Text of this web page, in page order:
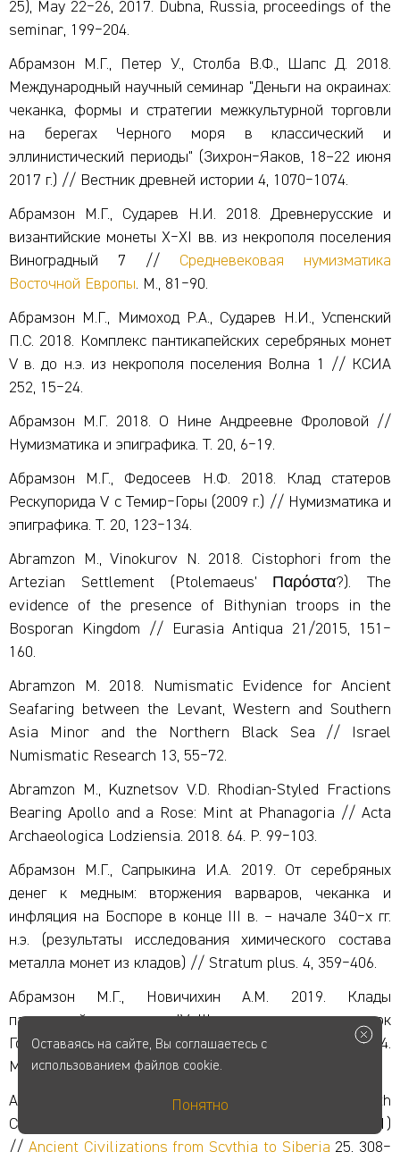
25), May 22‒26, 2017. Dubna, Russia, proceedings of the
seminar, 199‒204.
Абрамзон М.Г., Петер У., Столба В.Ф., Шапс Д. 2018.
Международный научный семинар "Деньги на окраинах:
чеканка, формы и стратегии межкультурной торговли
на берегах Черного моря в классический и
эллинистический периоды" (Зихрон‒Яаков, 18–22 июня
2017 г.) // Вестник древней истории 4, 1070‒1074.
Абрамзон М.Г., Сударев Н.И. 2018. Древнерусские и
византийские монеты Х‒XI вв. из некрополя поселения
Виноградный 7 // Средневековая нумизматика
Восточной Европы. М., 81‒90.
Абрамзон М.Г., Мимоход Р.А., Сударев Н.И., Успенский
П.С. 2018. Комплекс пантикапейских серебряных монет
V в. до н.э. из некрополя поселения Волна 1 // КСИА
252, 15‒24.
Абрамзон М.Г. 2018. О Нине Андреевне Фроловой //
Нумизматика и эпиграфика. Т. 20, 6‒19.
Абрамзон М.Г., Федосеев Н.Ф. 2018. Клад статеров
Рескупорида V с Темир‒Горы (2009 г.) // Нумизматика и
эпиграфика. Т. 20, 123‒134.
Abramzon M., Vinokurov N. 2018. Cistophori from the
Artezian Settlement (Ptolemaeus’ Παρόστα?). The
evidence of the presence of Bithynian troops in the
Bosporan Kingdom // Eurasia Antiqua 21/2015, 151‒
160.
Abramzon M. 2018. Numismatic Evidence for Ancient
Seafaring between the Levant, Western and Southern
Asia Minor and the Northern Black Sea // Israel
Numismatic Research 13, 55‒72.
Abramzon M., Kuznetsov V.D. Rhodian-Styled Fractions
Bearing Apollo and a Rose: Mint at Phanagoria // Acta
Archaeologica Lodziensia. 2018. 64. P. 99‒103.
Абрамзон М.Г., Сапрыкина И.А. 2019. От серебряных
денег к медным: вторжения варваров, чеканка и
инфляция на Боспоре в конце III в. – начале 340‒х гг.
н.э. (результаты исследования химического состава
металла монет из кладов) // Stratum plus. 4, 359‒406.
Абрамзон М.Г., Новичихин А.М. 2019. Клады
пантикапейских монет IV‒III вв. до н.э. из раскопок
Горгиппии 1980 и 1986 гг.// Древности Боспора. Т. 24.
М.: ИА РАН, 15‒25.
Abramzon M., Kuznetsov V.D. 2019. A Hoard of 3rd‒4th
Centuries AD Bosporan Staters from Phanagoria (2011)
// Ancient Civilizations from Scythia to Siberia 25, 308‒
Оставаясь на сайте, Вы соглашаетесь с
использованием файлов cookie.
Понятно